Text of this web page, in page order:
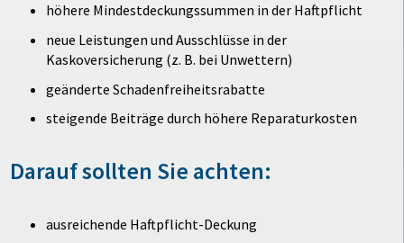
höhere Mindestdeckungssummen in der Haftpflicht
neue Leistungen und Ausschlüsse in der
Kaskoversicherung (z. B. bei Unwettern)
geänderte Schadenfreiheitsrabatte
steigende Beiträge durch höhere Reparaturkosten
Darauf sollten Sie achten:
ausreichende Haftpflicht-Deckung